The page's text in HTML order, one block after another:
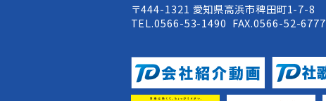
〒444-1321 愛知県高浜市稗田町1-7-8
TEL.0566-53-1490 FAX.0566-52-6777